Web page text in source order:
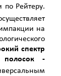
Рейтеру.
на
спектр
полосок -